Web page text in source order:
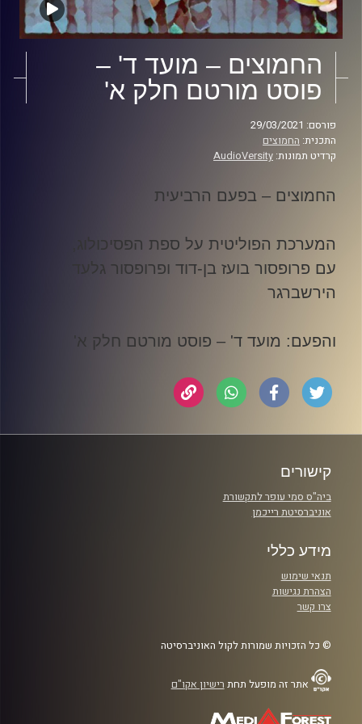
החמוצים – מועד ד' –
פוסט מורטם חלק א'
פורסם: 29/03/2021
התכנית: החמוצים
קרדיט תמונות: AudioVersity
החמוצים – בפעם הרביעית
המערכת הפוליטית על ספת הפסיכולוג,
עם פרופסור בועז בן-דוד ופרופסור גלעד
הירשברגר
והפעם: מועד ד' – פוסט מורטם חלק א'
קישורים
ביה"ס סמי עופר לתקשורת
אוניברסיטת רייכמן
מידע כללי
תנאי שימוש
הצהרת נגישות
צרו קשר
© כל הזכויות שמורות לקול האוניברסיטה
אתר זה מופעל תחת רישיון אקו"ם